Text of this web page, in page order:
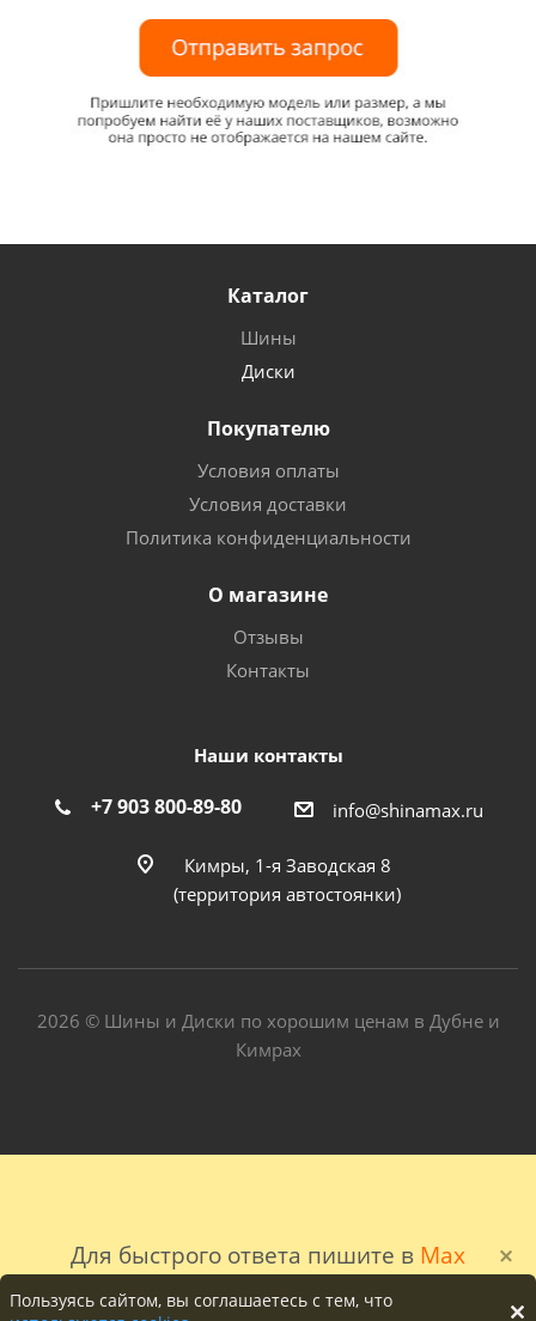
Для быстрого ответа пишите в Max
Каталог
Шины
Диски
Покупателю
Условия оплаты
Условия доставки
Политика конфиденциальности
О магазине
Отзывы
Контакты
Наши контакты
+7 903 800-89-80 info@shinamax.ru
Кимры, 1-я Заводская 8
(территория автостоянки)
2026 © Шины и Диски по хорошим ценам в Дубне и
Кимрах
Пользуясь сайтом, вы соглашаетесь с тем, что